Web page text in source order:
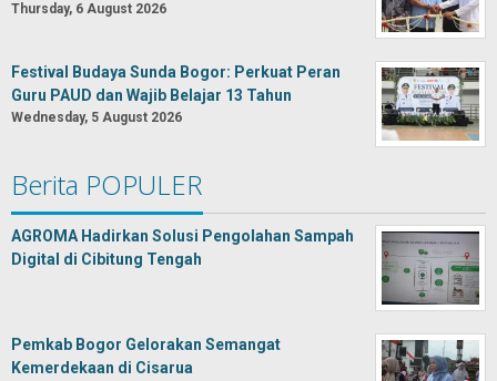
Thursday, 6 August 2026
Festival Budaya Sunda Bogor: Perkuat Peran
Guru PAUD dan Wajib Belajar 13 Tahun
Wednesday, 5 August 2026
Berita POPULER
AGROMA Hadirkan Solusi Pengolahan Sampah
Digital di Cibitung Tengah
Pemkab Bogor Gelorakan Semangat
Kemerdekaan di Cisarua